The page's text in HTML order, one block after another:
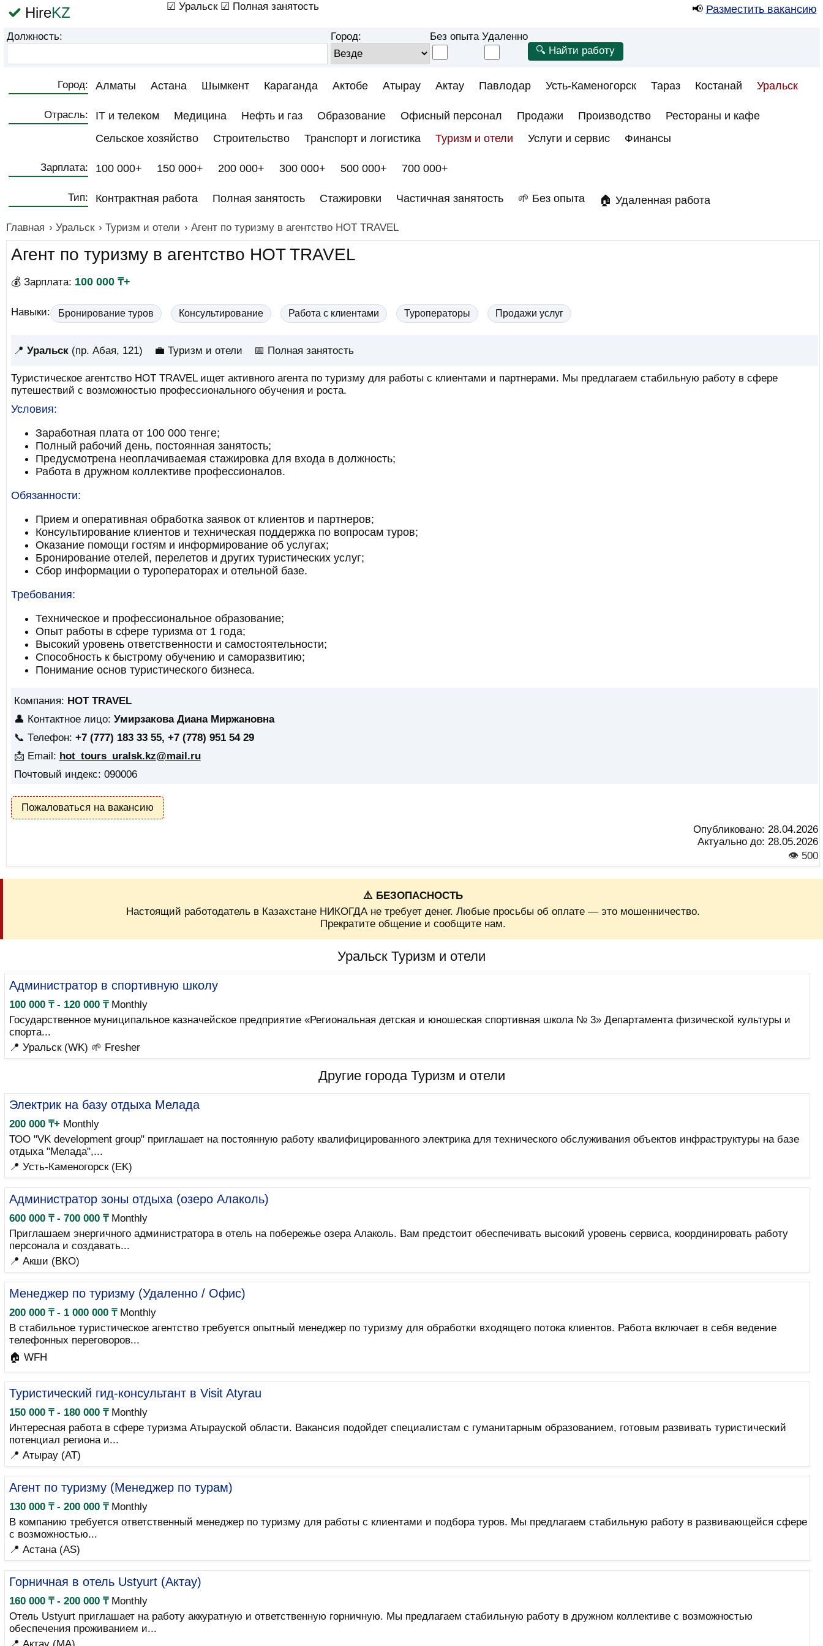
HireKZ ☑ Уральск ☑ Полная занятость 📢 Разместить вакансию
Должность: Город: Без опыта Удаленно
Город: Алматы Астана Шымкент Караганда Актобе Атырау Актау Павлодар Усть-Каменогорск Тараз Костанай Уральск
Отрасль: IT и телеком Медицина Нефть и газ Образование Офисный персонал Продажи Производство
Рестораны и кафе
Сельское хозяйство
Строительство Транспорт и логистика Туризм и отели Услуги и сервис Финансы
Зарплата: 100 000+ 150 000+ 200 000+ 300 000+ 500 000+ 700 000+
Тип: Контрактная работа Полная занятость Стажировки Частичная занятость 🌱 Без опыта 🏠 Удаленная работа
Главная › Уральск › Туризм и отели › Агент по туризму в агентство HOT TRAVEL
Агент по туризму в агентство HOT TRAVEL
💰 Зарплата: 100 000 ₸+
Навыки: Бронирование туров Консультирование Работа с клиентами Туроператоры Продажи услуг
📍 Уральск(пр. Абая, 121) 💼 Туризм и отели 📅 Полная занятость
Туристическое агентство HOT TRAVEL ищет активного агента по туризму для работы с клиентами и партнерами. Мы предлагаем стабильную работу в сфере
путешествий с возможностью профессионального обучения и роста.
Условия:
Заработная плата от 100 000 тенге;
Полный рабочий день, постоянная занятость;
Предусмотрена неоплачиваемая стажировка для входа в должность;
Работа в дружном коллективе профессионалов.
Обязанности:
Прием и оперативная обработка заявок от клиентов и партнеров;
Консультирование клиентов и техническая поддержка по вопросам туров;
Оказание помощи гостям и информирование об услугах;
Бронирование отелей, перелетов и других туристических услуг;
Сбор информации о туроператорах и отельной базе.
Требования:
Техническое и профессиональное образование;
Опыт работы в сфере туризма от 1 года;
Высокий уровень ответственности и самостоятельности;
Способность к быстрому обучению и саморазвитию;
Понимание основ туристического бизнеса.
Компания: HOT TRAVEL
👤 Контактное лицо: Умирзакова Диана Миржановна
📞 Телефон: +7 (777) 183 33 55, +7 (778) 951 54 29
📩 Email: hot_tours_uralsk.kz@mail.ru
Почтовый индекс: 090006
Пожаловаться на вакансию
Опубликовано: 28.04.2026
Актуально до: 28.05.2026
👁 500
⚠️ БЕЗОПАСНОСТЬ
Настоящий работодатель в Казахстане НИКОГДА не требует денег. Любые просьбы об оплате — это мошенничество.
Прекратите общение и сообщите нам.
Уральск Туризм и отели
Администратор в спортивную школу
100 000 ₸ - 120 000 ₸Monthly
Государственное муниципальное казначейское предприятие «Региональная детская и юношеская спортивная школа № 3» Департамента физической культуры и
спорта...
📍 Уральск (WK) 🌱 Fresher
Другие города Туризм и отели
Электрик на базу отдыха Мелада
200 000 ₸+ Monthly
ТОО "VK development group" приглашает на постоянную работу квалифицированного электрика для технического обслуживания объектов инфраструктуры на базе
отдыха "Мелада",...
📍 Усть-Каменогорск (EK)
Администратор зоны отдыха (озеро Алаколь)
600 000 ₸ - 700 000 ₸Monthly
Приглашаем энергичного администратора в отель на побережье озера Алаколь. Вам предстоит обеспечивать высокий уровень сервиса, координировать работу
персонала и создавать...
📍 Акши (ВКО)
Менеджер по туризму (Удаленно / Офис)
200 000 ₸ - 1 000 000 ₸Monthly
В стабильное туристическое агентство требуется опытный менеджер по туризму для обработки входящего потока клиентов. Работа включает в себя ведение
телефонных переговоров...
🏠 WFH
Туристический гид-консультант в Visit Atyrau
150 000 ₸ - 180 000 ₸Monthly
Интересная работа в сфере туризма Атырауской области. Вакансия подойдет специалистам с гуманитарным образованием, готовым развивать туристический
потенциал региона и...
📍 Атырау (AT)
Агент по туризму (Менеджер по турам)
130 000 ₸ - 200 000 ₸Monthly
В компанию требуется ответственный менеджер по туризму для работы с клиентами и подбора туров. Мы предлагаем стабильную работу в развивающейся сфере
с возможностью...
📍 Астана (AS)
Горничная в отель Ustyurt (Актау)
160 000 ₸ - 200 000 ₸Monthly
Отель Ustyurt приглашает на работу аккуратную и ответственную горничную. Мы предлагаем стабильную работу в дружном коллективе с возможностью
обеспечения проживанием и...